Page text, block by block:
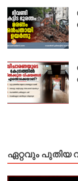
ഏറ്റവും പുതിയ